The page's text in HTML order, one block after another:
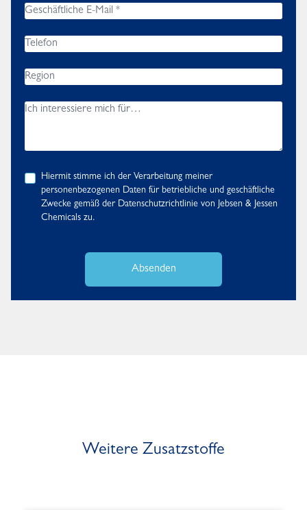
Hiermit stimme ich der Verarbeitung meiner
personenbezogenen Daten für betriebliche und geschäftliche
Zwecke gemäß der Datenschutzrichtlinie von Jebsen & Jessen
Chemicals zu.
Absenden
Weitere Zusatzstoffe